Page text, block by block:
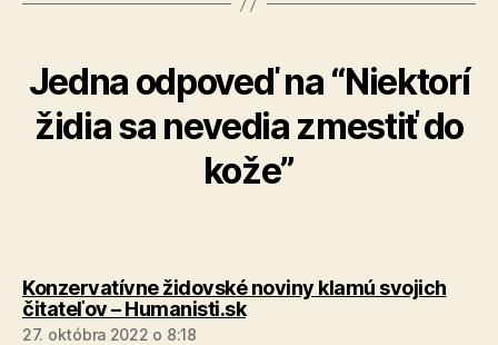
Jedna odpoveď na “Niektorí
židia sa nevedia zmestiť do
kože”
Konzervatívne židovské noviny klamú svojich
čitateľov – Humanisti.skhovorí:
27. októbra 2022 o 8:18